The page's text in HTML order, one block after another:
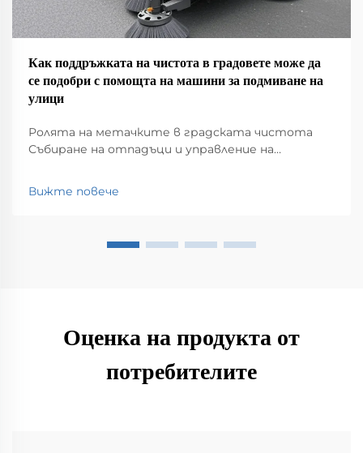
Как поддръжката на чистота в градовете може да
се подобри с помощта на машини за подмиване на
улици
Ролята на метачките в градската чистота
Събиране на отпадъци и управление на
поддържането на чистотата в нашите
градове, като събират всякакви неща, които се
Вижте повече
Оценка на продукта от
потребителите